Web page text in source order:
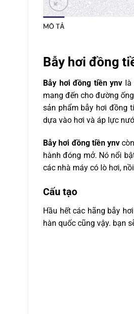
MÔ TẢ
Bẫy hơi đồng
Bẫy hơi đồng tiền ynv là
mang đến cho đường
sản phẩm bẫy hơi đồng
dựa vào hơi và áp lực
Bẫy hơi đồng tiền ynv
hành đóng mở. Nó nổi
các nhà máy có lò hơi,
Cấu tạo
Hầu hết các hãng bẫy
hàn quốc cũng vậy. bạn